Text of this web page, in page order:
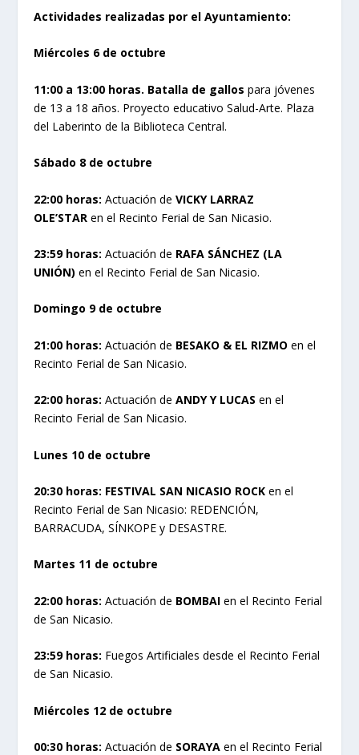
Actividades realizadas por el Ayuntamiento:
Miércoles 6 de octubre
11:00 a 13:00 horas. Batalla de gallos para jóvenes
de 13 a 18 años. Proyecto educativo Salud-Arte. Plaza
del Laberinto de la Biblioteca Central.
Sábado 8 de octubre
22:00 horas: Actuación deVICKY LARRAZ
OLE’STAR en el Recinto Ferial de San Nicasio.
23:59 horas: Actuación de RAFA SÁNCHEZ (LA
UNIÓN)en el Recinto Ferial de San Nicasio.
Domingo 9 de octubre
21:00 horas: Actuación de BESAKO & EL RIZMO en el
Recinto Ferial de San Nicasio.
22:00 horas: Actuación deANDY Y LUCAS en el
Recinto Ferial de San Nicasio.
Lunes 10 de octubre
20:30 horas: FESTIVAL SAN NICASIO ROCK en el
Recinto Ferial de San Nicasio: REDENCIÓN,
BARRACUDA, SÍNKOPE y DESASTRE.
Martes 11 de octubre
22:00 horas: Actuación de BOMBAIen el Recinto Ferial
de San Nicasio.
23:59 horas: Fuegos Artificiales desde el Recinto Ferial
de San Nicasio.
Miércoles 12 de octubre
00:30 horas: Actuación de SORAYA en el Recinto Ferial